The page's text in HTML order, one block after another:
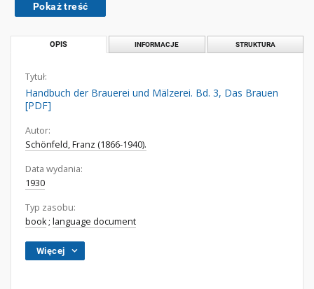
Pokaż treść
OPIS INFORMACJE STRUKTURA
Tytuł:
Handbuch der Brauerei und Mälzerei. Bd. 3, Das Brauen
[PDF]
Autor:
Schönfeld, Franz (1866-1940).
Data wydania:
1930
Typ zasobu:
book; language document
Więcej